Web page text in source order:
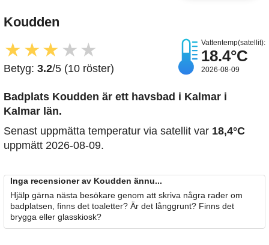
Koudden
★ ★★ ★ ★
Betyg: 3.2/5 (10 röster)
Vattentemp(satellit):
18.4°C
2026-08-09
Badplats Koudden är ett havsbad i Kalmar i
Kalmar län.
Senast uppmätta temperatur via satellit var 18,4°C
uppmätt 2026-08-09.
Inga recensioner av Koudden ännu...
Hjälp gärna nästa besökare genom att skriva några rader om
badplatsen, finns det toaletter? Är det långgrunt? Finns det
brygga eller glasskiosk?